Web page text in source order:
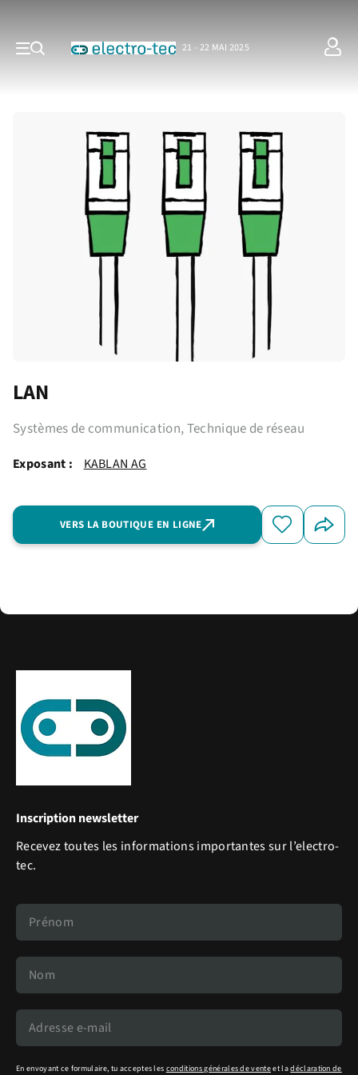
21 - 22 MAI 2025
LAN
Systèmes de communication, Technique de réseau
Exposant : KABLAN AG
VERS LA BOUTIQUE EN LIGNE
Inscription newsletter
Recevez toutes les informations importantes sur l’electro-
tec.
En envoyant ce formulaire, tu acceptes les conditions générales de venteet ladéclaration de